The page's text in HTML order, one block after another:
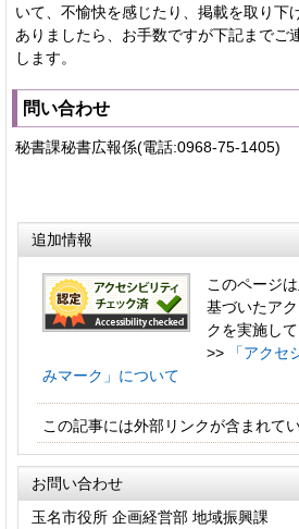
いて、不愉快を感じたり、掲載を取り下
ありましたら、お手数ですが下記までご
します。
問い合わせ
秘書課秘書広報係(電話:0968-75-1405)
追加情報
このページ
基づいたア
クを実施して
>>
「アク
みマーク」について
この記事には外部リンクが含まれてい
お問い合わせ
玉名市役所 企画経営部 地域振興課